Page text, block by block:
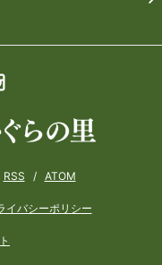
RSS / ATOM
イバシーポリシー